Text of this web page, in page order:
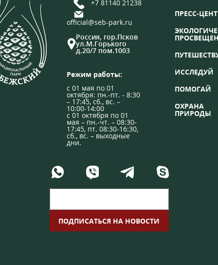
+7 81140 21238
official@seb-park.ru
Россия, гор.Псков
ул.М.Горького
д.20/7 пом.1003
Режим работы:
с 01 мая по 01
октября: пн.-пт. - 8:30
– 17:45, сб., вс. –
10:00-14:00
с 01 октября по 01
мая – пн.-чт. – 08:30-
17:45, пт. 08:30-16:30,
сб., вс. – выходные
дни.
ПРЕСС-
ИССЛЕДУЙ
ПОМОГАЙ
ОХРАНА
ПРИРОДЫ